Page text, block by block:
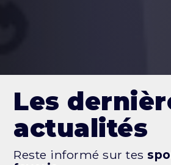
Les
actualités
Reste informé sur tes